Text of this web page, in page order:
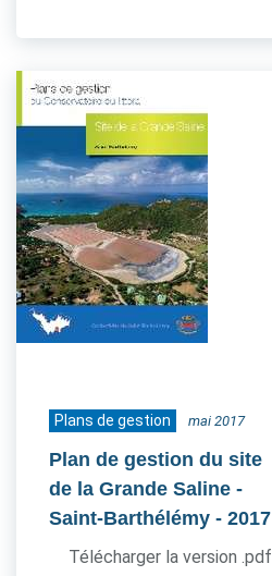
Plans de gestion mai 2017
Plan de gestion du site
de la Grande Saline -
Saint-Barthélémy - 2017
Télécharger la version .pdf